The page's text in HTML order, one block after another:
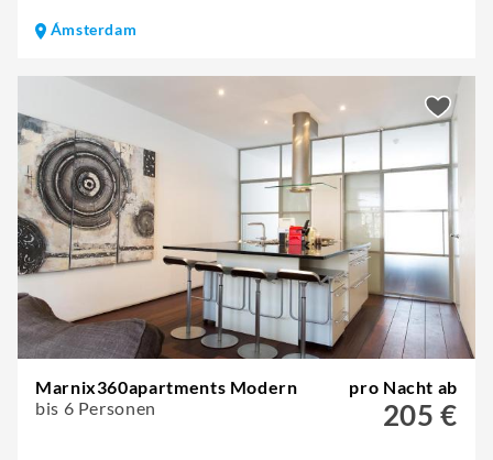
Ámsterdam
Marnix360apartments Modern
bis 6 Personen
pro Nacht ab
205 €